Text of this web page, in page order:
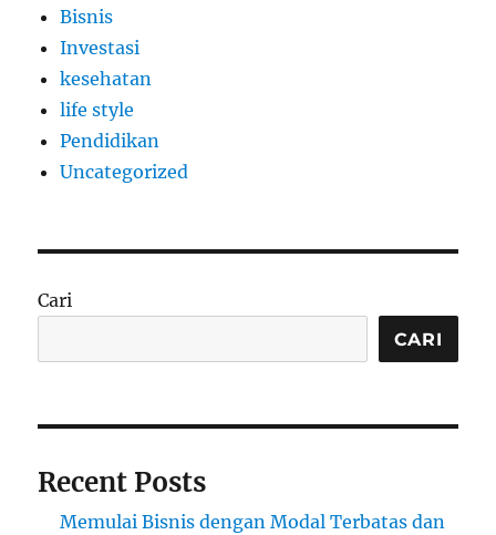
Bisnis
Investasi
kesehatan
life style
Pendidikan
Uncategorized
Cari
CARI
Recent Posts
Memulai Bisnis dengan Modal Terbatas dan